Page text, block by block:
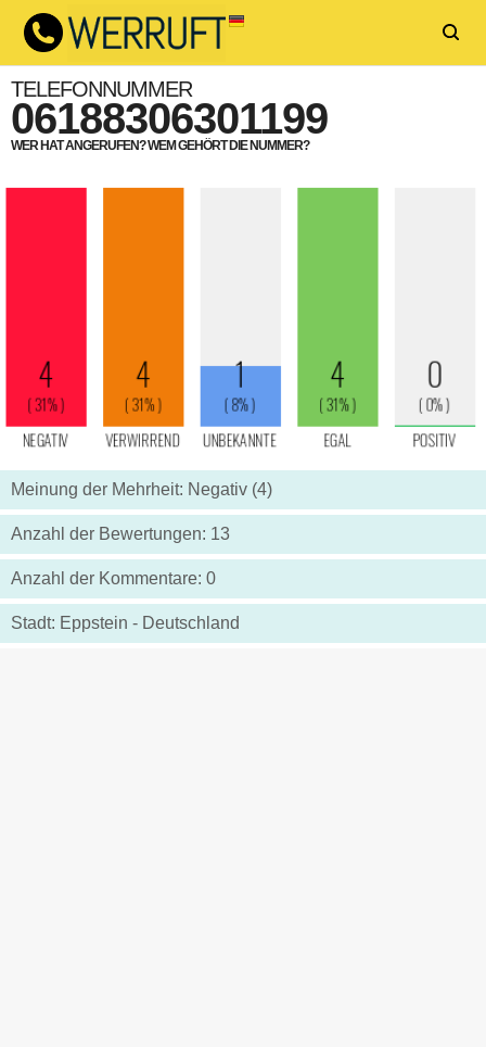
TELEFONNUMMER
06188306301199
WER HAT ANGERUFEN? WEM GEHÖRT DIE NUMMER?
Meinung der Mehrheit: Negativ (4)
Anzahl der Bewertungen: 13
Anzahl der Kommentare: 0
Stadt: Eppstein - Deutschland